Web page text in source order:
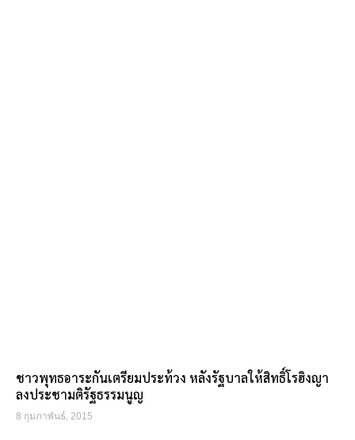
ชาวพุทธอาระกันเตรียมประท้วง หลังรัฐบาลให้สิทธิ์โรฮิงญา
ลงประชามติรัฐธรรมนูญ
8 กุมภาพันธ์, 2015